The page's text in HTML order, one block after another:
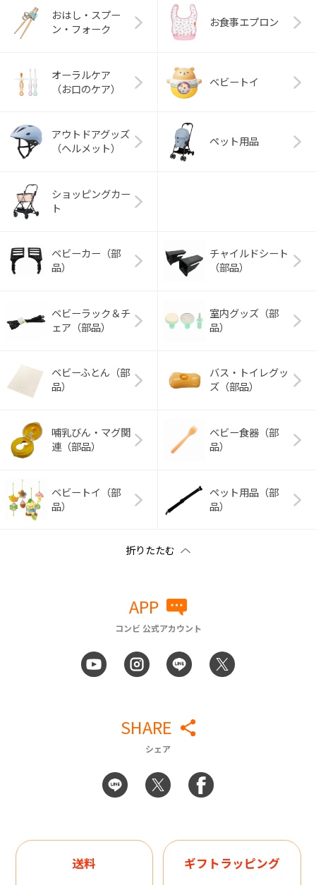
おはし・スプー
ン・フォーク
お食事エプロン
オーラルケア
（お口のケア）
ベビートイ
アウトドアグッズ
（ヘルメット）
ペット用品
ショッピングカー
ト
ベビーカー（部
品）
チャイルドシート
（部品）
ベビーラック＆チ
ェア（部品）
室内グッズ（部
品）
ベビーふとん（部
品）
バス・トイレグッ
ズ（部品）
哺乳びん・マグ関
連（部品）
ベビー食器（部
品）
ベビートイ（部
品）
ペット用品（部
品）
APP
コンビ 公式アカウント
SHARE
シェア
送料 ギフトラッピング